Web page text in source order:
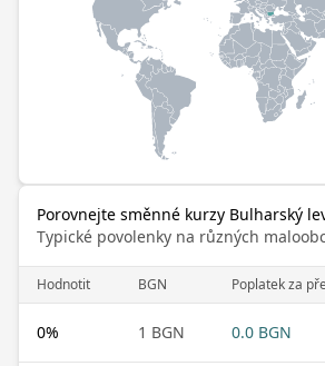
Porovnejte směnné kurzy Bulharský
Typické povolenky na různých
Hodnotit BGN Poplatek za
0% 1 BGN 0.0 BGN